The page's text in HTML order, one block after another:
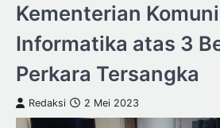
Kementerian
Informatika atas 3
Perkara Tersangka
Redaksi 2 Mei 2023